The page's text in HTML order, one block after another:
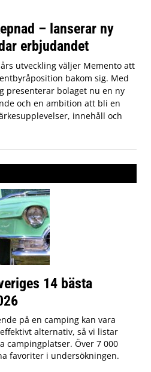
– lanserar ny
erbjudandet
utveckling väljer Memento att
bakom sig. Med
presenterar bolaget nu en ny
och en ambition att bli en
innehåll och
14 bästa
på en camping kan vara
alternativ, så vi listar
campingplatser. Över 7 000
favoriter i undersökningen.